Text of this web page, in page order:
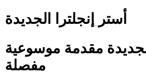
أستر إنجلترا الجديدة
مقدمة موسوعية
مفصلة